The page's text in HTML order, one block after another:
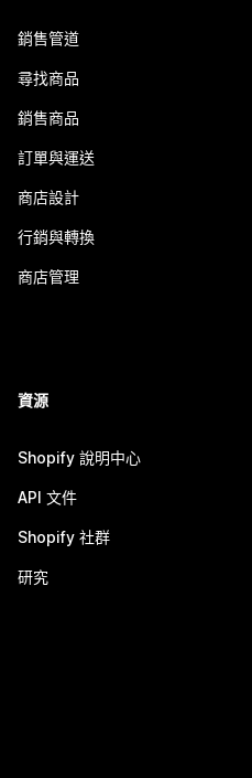
銷售管道
尋找商品
銷售商品
訂單與運送
商店設計
行銷與轉換
商店管理
資源
Shopify 說明中心
API 文件
Shopify 社群
研究